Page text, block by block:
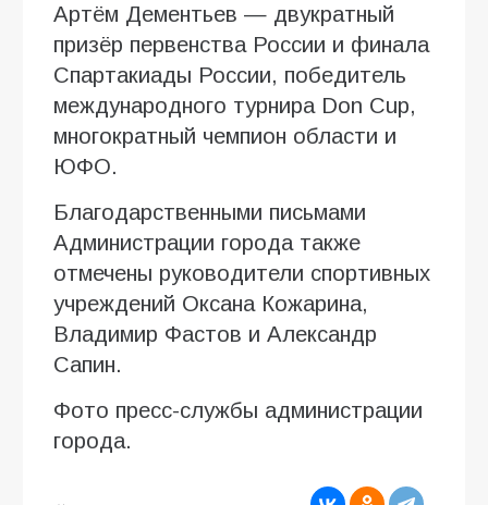
Артём Дементьев — двукратный
призёр первенства России и финала
Спартакиады России, победитель
международного турнира Don Cup,
многократный чемпион области и
ЮФО.
Благодарственными письмами
Администрации города также
отмечены руководители спортивных
учреждений Оксана Кожарина,
Владимир Фастов и Александр
Сапин.
Фото пресс-службы администрации
города.